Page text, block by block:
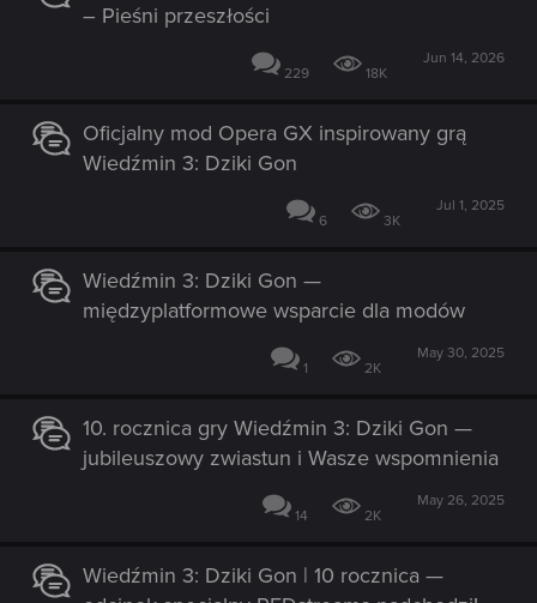
– Pieśni przeszłości
229 18K
Jun 14, 2026
Oficjalny mod Opera GX inspirowany grą
Wiedźmin 3: Dziki Gon
6 3K
Jul 1, 2025
Wiedźmin 3: Dziki Gon —
międzyplatformowe wsparcie dla modów
1 2K
May 30, 2025
10. rocznica gry Wiedźmin 3: Dziki Gon —
jubileuszowy zwiastun i Wasze wspomnienia
14 2K
May 26, 2025
Wiedźmin 3: Dziki Gon | 10 rocznica —